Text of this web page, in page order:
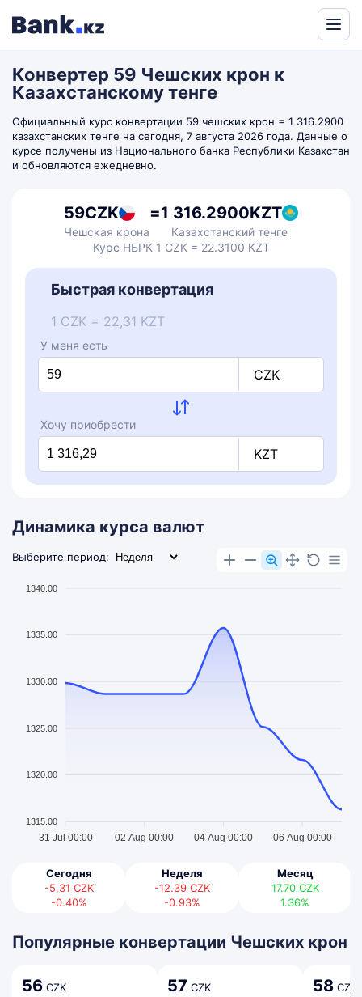
by
Translate
Конвертер 59 Чешских крон к
Казахстанскому тенге
Официальный курс конвертации 59 чешских крон = 1 316.2900
казахстанских тенге на сегодня, 7 августа 2026 года. Данные о
курсе получены из Национального банка Республики Казахстан
и обновляются ежедневно.
59CZK
Чешская крона
=1 316.2900KZT
Казахстанский тенге
Курс НБРК 1 CZK = 22.3100 KZT
Быстрая конвертация
1 CZK = 22,31 KZT
У меня есть
CZK
Хочу приобрести
KZT
Динамика курса валют
Выберите период:
1340.00
1335.00
1330.00
1325.00
1320.00
1315.00
31 Jul 00:00 02 Aug 00:00 04 Aug 00:00 06 Aug 00:00
Сегодня
-5.31 CZK
-0.40%
Неделя
-12.39 CZK
-0.93%
Месяц
17.70 CZK
1.36%
Популярные конвертации Чешских крон
56 CZK
57 CZK
58 CZK